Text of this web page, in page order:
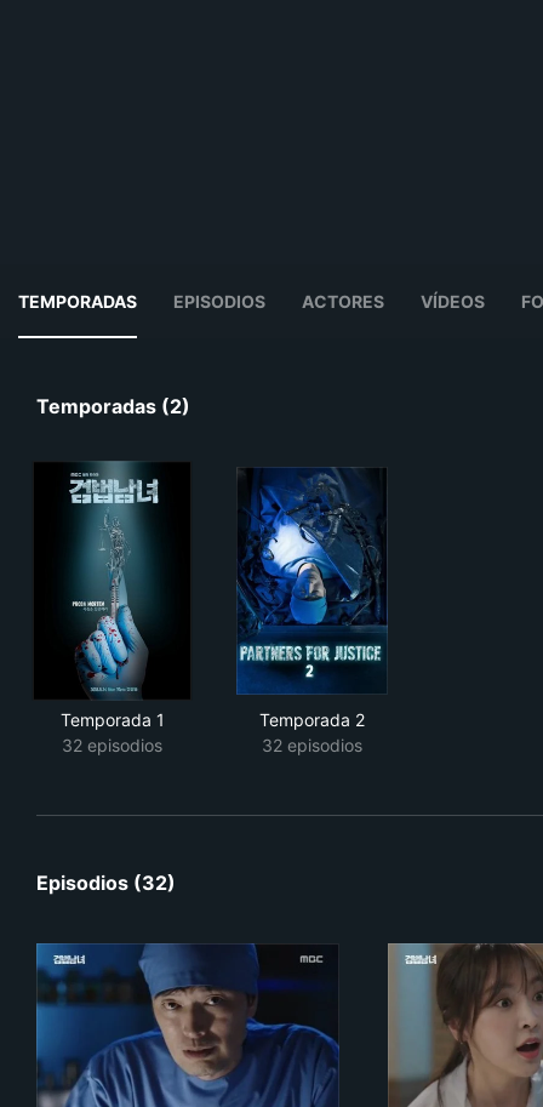
TEMPORADAS EPISODIOS ACTORES VÍDEOS
Temporadas (2)
Temporada 1
32 episodios
Temporada 2
32 episodios
Episodios (32)